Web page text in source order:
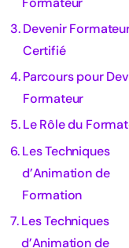
Devenir
Certifié
Parcours pour
Formateur
Le Rôle du
Les Techniques
d’Animation de
Formation
Les Techniques
d’Animation de